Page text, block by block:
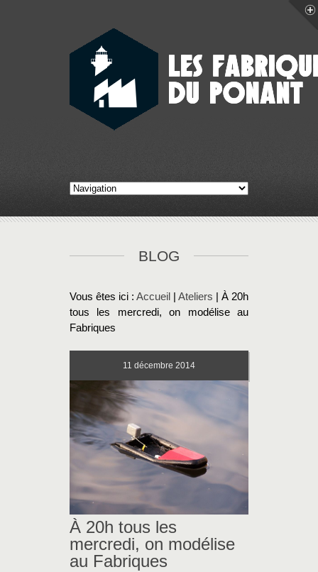
BLOG
Vous êtes ici : Accueil Ateliers | À 20h
tous les mercredi, on modélise au
Fabriques
11 décembre 2014
À 20h tous les
mercredi, on modélise
au Fabriques